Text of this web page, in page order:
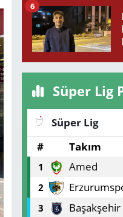
6
Süper Lig
Süper Lig
#
Takım
1 Amed
2
3 Başakşehir